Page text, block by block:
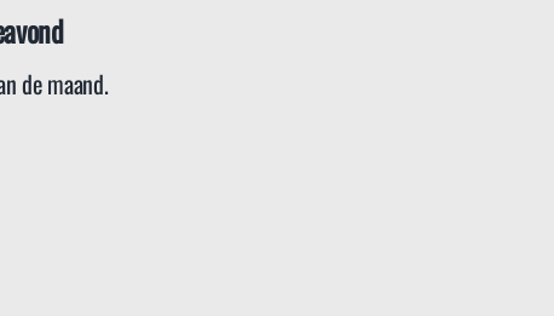
de maand.